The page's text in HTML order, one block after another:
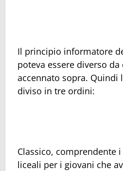
Il principio informatore
poteva essere diverso da
accennato sopra. Quindi
diviso in tre ordini:
Classico, comprendente
liceali per i giovani che